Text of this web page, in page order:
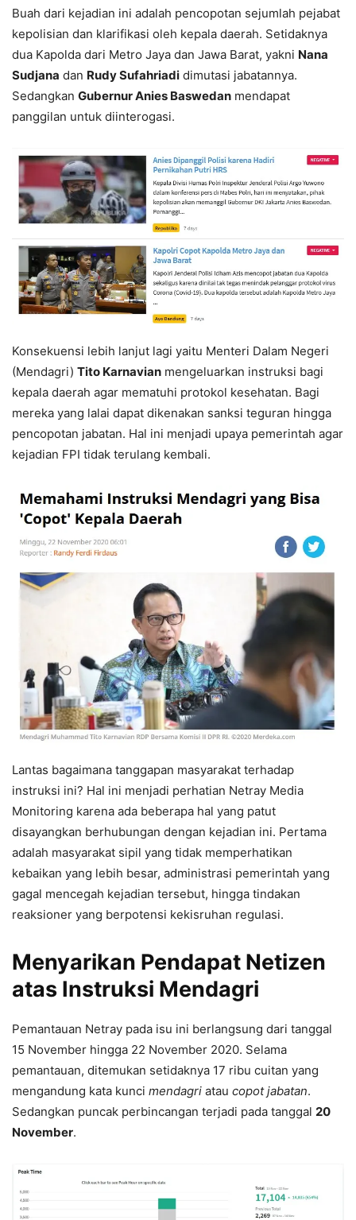
Buah dari kejadian ini adalah pencopotan sejumlah pejabat
kepolisian dan klarifikasi oleh kepala daerah. Setidaknya
dua Kapolda dari Metro Jaya dan Jawa Barat, yakni Nana
Sudjana dan Rudy Sufahriadi dimutasi jabatannya.
Sedangkan Gubernur Anies Baswedan mendapat
panggilan untuk diinterogasi.
Konsekuensi lebih lanjut lagi yaitu Menteri Dalam Negeri
(Mendagri) Tito Karnavian mengeluarkan instruksi bagi
kepala daerah agar mematuhi protokol kesehatan. Bagi
mereka yang lalai dapat dikenakan sanksi teguran hingga
pencopotan jabatan. Hal ini menjadi upaya pemerintah agar
kejadian FPI tidak terulang kembali.
Lantas bagaimana tanggapan masyarakat terhadap
instruksi ini? Hal ini menjadi perhatian Netray Media
Monitoring karena ada beberapa hal yang patut
disayangkan berhubungan dengan kejadian ini. Pertama
adalah masyarakat sipil yang tidak memperhatikan
kebaikan yang lebih besar, administrasi pemerintah yang
gagal mencegah kejadian tersebut, hingga tindakan
reaksioner yang berpotensi kekisruhan regulasi.
Menyarikan Pendapat Netizen
atas Instruksi Mendagri
Pemantauan Netray pada isu ini berlangsung dari tanggal
15 November hingga 22 November 2020. Selama
pemantauan, ditemukan setidaknya 17 ribu cuitan yang
mengandung kata kunci mendagri atau copot jabatan.
Sedangkan puncak perbincangan terjadi pada tanggal 20
November.